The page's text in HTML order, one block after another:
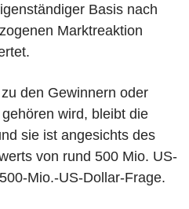
Basis nach
Marktreaktion
den Gewinnern oder
wird, bleibt die
sie ist angesichts des
von rund 500 Mio. US-
Mio.-US-Dollar-Frage.